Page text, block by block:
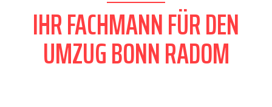
IHR FACHMANN FÜR DEN
UMZUG BONN RADOM